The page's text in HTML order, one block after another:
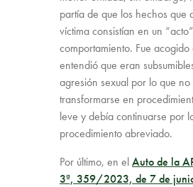
partía de que los hechos que
víctima consistían en un
comportamiento. Fue
entendió que eran
agresión sexual por lo que
transformarse en
leve y debía continuarse por
procedimiento abreviado.
Por último, en elAuto de la
3ª, 359/2023, de 7 de